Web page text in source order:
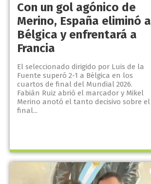
Con un gol agónico de
Merino, España eliminó a
Bélgica y enfrentará a
Francia
El seleccionado dirigido por Luis de la
Fuente superó 2-1 a Bélgica en los
cuartos de final del Mundial 2026.
Fabián Ruiz abrió el marcador y Mikel
Merino anotó el tanto decisivo sobre el
final...